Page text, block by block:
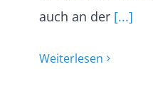
auch an der[...]
Weiterlesen